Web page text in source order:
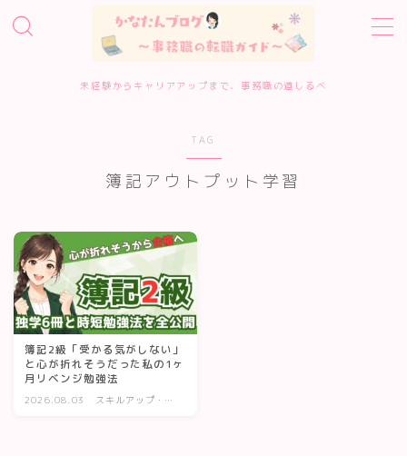
未経験からキャリアアップまで、事務職の道しるべ
事務職転職サービス診断
転職エージェント10選
転職準備・進め方
エージェント・サイトの評判
履歴書・面接対策
TAG
簿記アウトプット学習
簿記2級「受かる気がしない」
と心が折れそうだった私の1ヶ
月リベンジ勉強法
2026.08.03
スキルアップ・資